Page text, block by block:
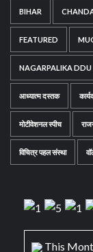
BIHAR
FEATURED
NAGARPALIKA DDU
आध्यात्म दस्तक
मोटीवेशनल स्पीच
विचित्र पहल संस्था
This